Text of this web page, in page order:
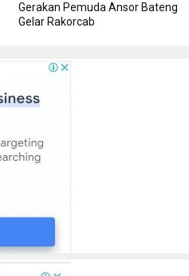
Gerakan Pemuda Ansor Bateng
Gelar Rakorcab